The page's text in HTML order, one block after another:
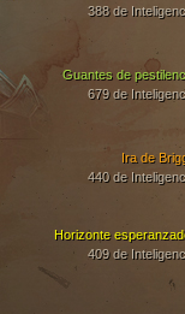
388 de
Guantes de
679 de
Horizonte
409 de
Ira de
440 de